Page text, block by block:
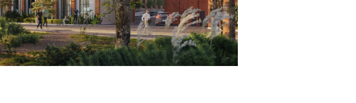
ŁÓDŹ - WIMA A APARTMENTS
ŁÓDŹ - WIMA APARTMENTS
WROCŁAW - QUORUM TOWER